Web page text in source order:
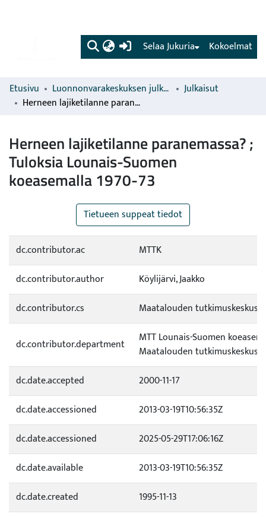
(current) Kokoelmat
Selaa Jukuria
Etusivu Luonnonvarakeskuksen julkaisut
Julkaisut
Herneen lajiketilanne paranemassa? ; Tuloksia Lounais-Suomen koeasemalla 1970-73
Herneen lajiketilanne paranemassa? ;
Tuloksia Lounais-Suomen
koeasemalla 1970-73
Tietueen suppeat tiedot
dc.contributor.ac
MTTK
dc.contributor.author
Köylijärvi, Jaakko
dc.contributor.cs
Maatalouden tutkimuskeskus
dc.contributor.department
MTT Lounais-Suomen
Maatalouden tutkimuskeskus
dc.date.accepted
2000-11-17
dc.date.accessioned
2013-03-19T10:56:35Z
dc.date.accessioned
2025-05-29T17:06:16Z
dc.date.available
2013-03-19T10:56:35Z
dc.date.created
1995-11-13